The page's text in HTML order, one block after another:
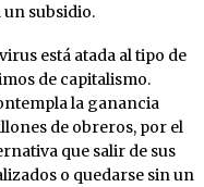
subsidio.
está atada al tipo de
de capitalismo.
la ganancia
de obreros, por el
que salir de sus
o quedarse sin un